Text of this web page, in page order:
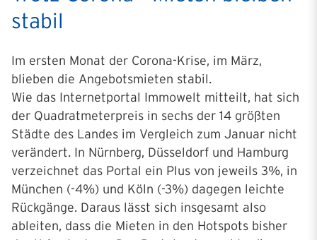
stabil
Im ersten Monat der Corona-Krise, im März,
blieben die Angebotsmieten stabil.
Wie das Internetportal Immowelt mitteilt, hat sich
der Quadratmeterpreis in sechs der 14 größten
Städte des Landes im Vergleich zum Januar nicht
verändert. In Nürnberg, Düsseldorf und Hamburg
verzeichnet das Portal ein Plus von jeweils 3%, in
München (-4%) und Köln (-3%) dagegen leichte
Rückgänge. Daraus lässt sich insgesamt also
ableiten, dass die Mieten in den Hotspots bisher